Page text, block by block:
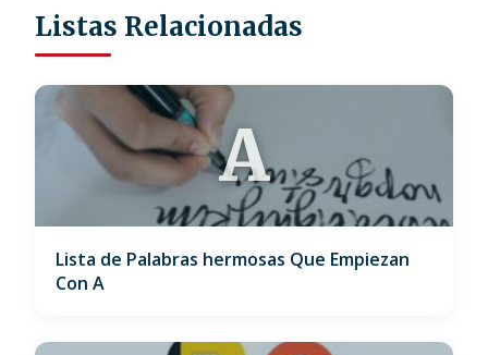
Listas Relacionadas
A
Lista de Palabras hermosas Que Empiezan
Con A